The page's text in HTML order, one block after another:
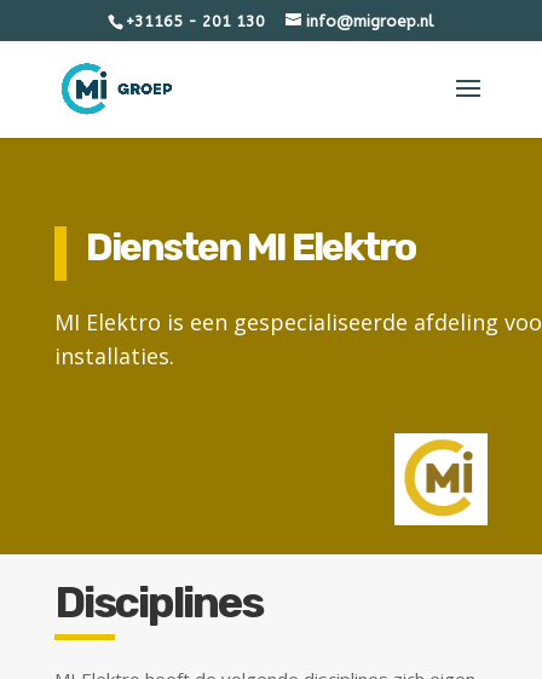
+31165 - 201 130 info@migroep.nl
Diensten MI Elektro
MI Elektro is een gespecialiseerde afdeling
installaties.
Disciplines